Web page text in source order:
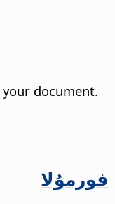
document.
فورمۇلا